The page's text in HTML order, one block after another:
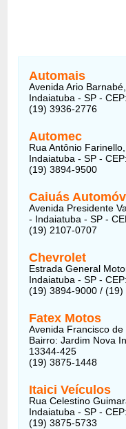
Automais
Avenida Ario
Indaiatuba - SP -
(19) 3936-2776
Automec
Rua Antônio
Indaiatuba - SP -
(19) 3894-9500
Caiuás
Avenida Presidente
- Indaiatuba - SP -
(19) 2107-0707
Chevrolet
Estrada General
Indaiatuba - SP -
(19) 3894-9000 / (19)
Fatex Motos
Avenida Francisco de
Bairro: Jardim Nova
13344-425
(19) 3875-1448
Itaici Veículos
Rua Celestino
Indaiatuba - SP -
(19) 3875-5733